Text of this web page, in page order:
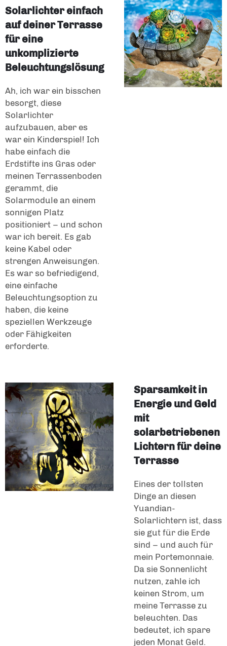
Solarlichter einfach
auf deiner Terrasse
für eine
unkomplizierte
Beleuchtungslösung
Ah, ich war ein bisschen
besorgt, diese
Solarlichter
aufzubauen, aber es
war ein Kinderspiel! Ich
habe einfach die
Erdstifte ins Gras oder
meinen Terrassenboden
gerammt, die
Solarmodule an einem
sonnigen Platz
positioniert – und schon
war ich bereit. Es gab
keine Kabel oder
strengen Anweisungen.
Es war so befriedigend,
eine einfache
Beleuchtungsoption zu
haben, die keine
speziellen Werkzeuge
oder Fähigkeiten
erforderte.
Sparsamkeit in
Energie und Geld
mit
solarbetriebenen
Lichtern für deine
Terrasse
Eines der tollsten
Dinge an diesen
Yuandian-
Solarlichtern ist, dass
sie gut für die Erde
sind – und auch für
mein Portemonnaie.
Da sie Sonnenlicht
nutzen, zahle ich
keinen Strom, um
meine Terrasse zu
beleuchten. Das
bedeutet, ich spare
jeden Monat Geld.